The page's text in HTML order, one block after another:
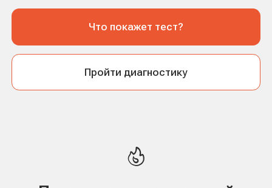
сохранять самообладание, понимать
людей, проходить конфликты и влиять
Почему эмоциональный
интеллект влияет на карьеру